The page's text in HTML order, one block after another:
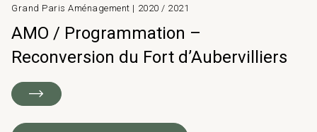
Grand Paris Aménagement | 2020 / 2021
AMO / Programmation –
Reconversion du Fort d’Aubervilliers